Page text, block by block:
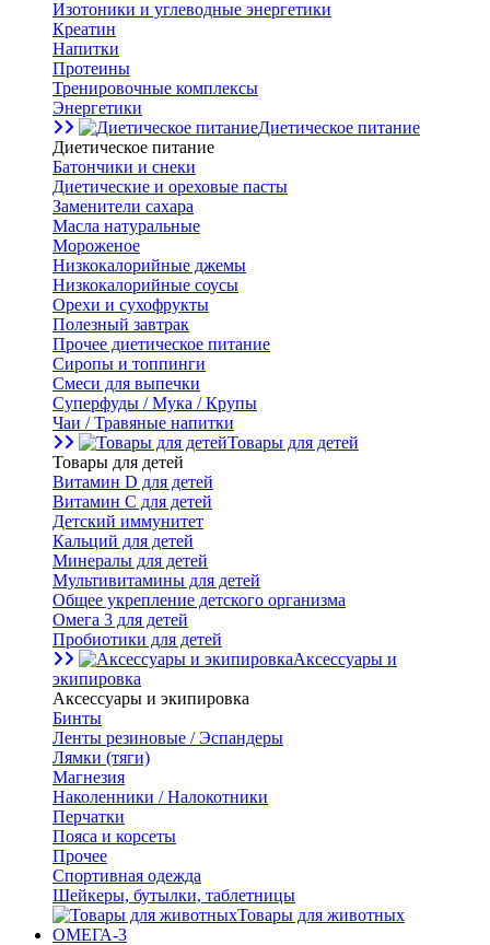
Изотоники и углеводные энергетики
Креатин
Напитки
Протеины
Тренировочные комплексы
Энергетики
Диетическое питание
Диетическое питание
Батончики и снеки
Диетические и ореховые пасты
Заменители сахара
Масла натуральные
Мороженое
Низкокалорийные джемы
Низкокалорийные соусы
Орехи и сухофрукты
Полезный завтрак
Прочее диетическое питание
Сиропы и топпинги
Смеси для выпечки
Суперфуды / Мука / Крупы
Чаи / Травяные напитки
Товары для детей
Товары для детей
Витамин D для детей
Витамин С для детей
Детский иммунитет
Кальций для детей
Минералы для детей
Мультивитамины для детей
Общее укрепление детского организма
Омега 3 для детей
Пробиотики для детей
Аксессуары и
экипировка
Аксессуары и экипировка
Бинты
Ленты резиновые / Эспандеры
Лямки (тяги)
Магнезия
Наколенники / Налокотники
Перчатки
Пояса и корсеты
Прочее
Спортивная одежда
Шейкеры, бутылки, таблетницы
Товары для животных
ОМЕГА-3